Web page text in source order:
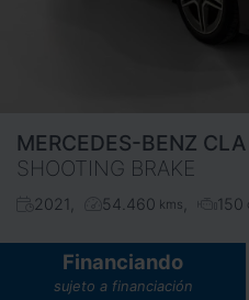
MERCEDES-BENZ CLA
SHOOTING BRAKE
2021 54.460 kms 150
Financiando
sujeto a financiación